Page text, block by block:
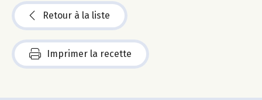
Retour à la liste
Imprimer la recette